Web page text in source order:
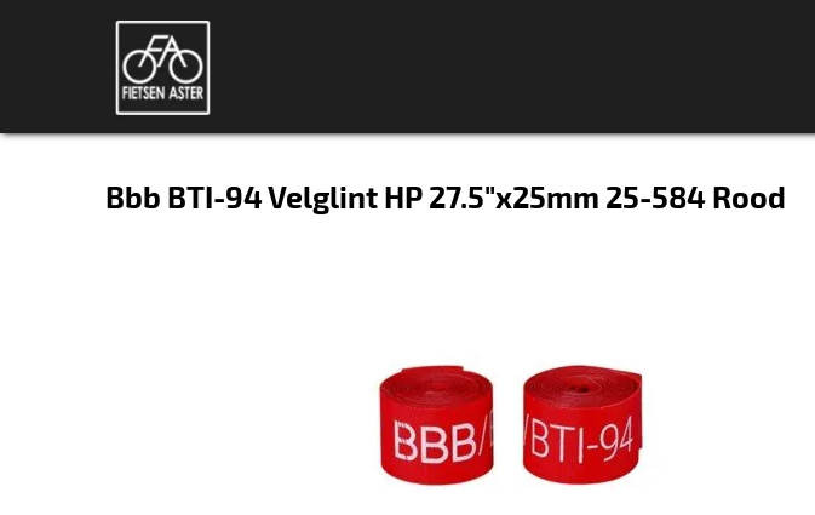
Bbb BTI-94 Velglint HP 27.5"x25mm 25-584 Rood